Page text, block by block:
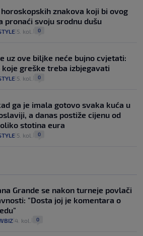
znakova koji bi ovog
pronaći svoju srodnu dušu
5. kol. 0
uz ove biljke neće bujno cvjetati:
koje greške treba izbjegavati
5. kol. 0
ga je imala gotovo svaka kuća u
a danas postiže cijenu od
stotina eura
5. kol. 0
Grande se nakon turneje povlači
"Dosta joj je komentara o
4. kol. 0